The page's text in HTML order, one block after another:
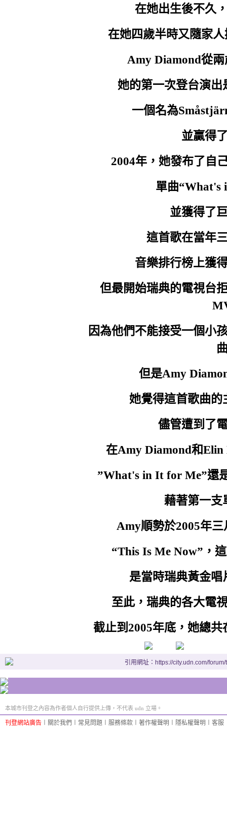
無論你做什麼
I'm just as scared as you
Tell me am I mistaken
告訴我是我錯了嗎？
我已經沒有另一顆心為你破碎
Please don't let me go
I just wanna stay
我只願為你停留
Can't you feel my heartbeats
難道你沒有聽到我的心跳
Giving me away
我想知道
Giving you away
Please don't let me go
請別讓我離開
I just wanna stay
Can't you feel my heartbeats
出賣了我
I just want to know
我想知道
If you too feel afraid
你是否也感到擔心
I can feel your heartbeats
我能聽見你的心跳
Giving you away
出賣了你
在她出生後不久
在她四歲半時又隨家
Amy Diamond從
她的第一次登台演
一個名為
並贏得
2004年，她發布了自
單曲“What's
並獲得了
這首歌在當年
音樂排行榜上獲
但最開始瑞典的電視台
因為他們不能接受一個小
但是Amy
她覺得這首歌曲的
儘管遭到了
在Amy Diamond和
”What's in It for Me”還
藉著第一支
Amy順勢於2005年
“This Is Me Now”，
是當時瑞典黃金
至此，瑞典的各大電
截止到2005年底，她總
引用網址：https://city.udn.com/
本城市刊登之內容為作者個人自行提供上傳，不代表 udn 立場。
刊登網站廣告 關於我們 常見問題 服務條款 著作權聲明 隱私權聲明 客服